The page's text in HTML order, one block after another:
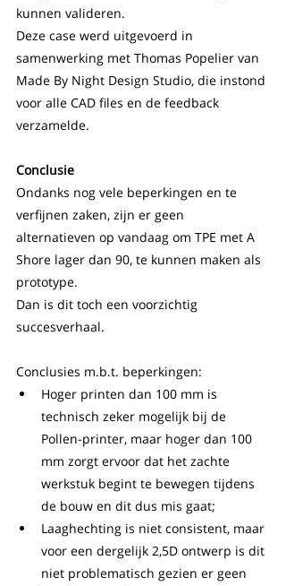
kunnen valideren.
Deze case werd uitgevoerd in
samenwerking met Thomas Popelier van
Made By Night Design Studio, die instond
voor alle CAD files en de feedback
verzamelde.
Conclusie
Ondanks nog vele beperkingen en te
verfijnen zaken, zijn er geen
alternatieven op vandaag om TPE met A
Shore lager dan 90, te kunnen maken als
prototype.
Dan is dit toch een voorzichtig
succesverhaal.
Conclusies m.b.t. beperkingen:
Hoger printen dan 100 mm is
technisch zeker mogelijk bij de
Pollen-printer, maar hoger dan 100
mm zorgt ervoor dat het zachte
werkstuk begint te bewegen tijdens
de bouw en dit dus mis gaat;
Laaghechting is niet consistent, maar
voor een dergelijk 2,5D ontwerp is dit
niet problematisch gezien er geen